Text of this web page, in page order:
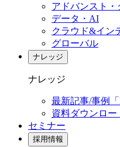
アドバンスト
データ・AI
クラウド&イン
グローバル
ナレッジ
ナレッジ
最新記事/事例
資料ダウンロー
セミナー
採用情報